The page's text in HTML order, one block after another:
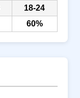
18-24
60%